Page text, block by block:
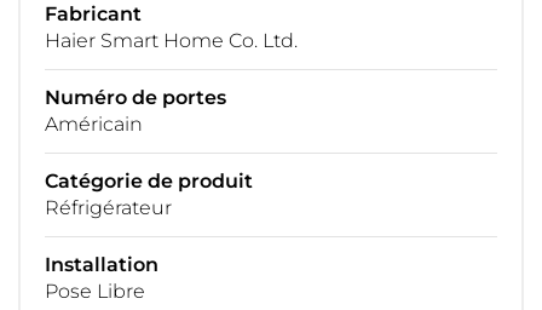
Fabricant
Haier Smart Home Co. Ltd.
Numéro de portes
Américain
Catégorie de produit
Réfrigérateur
Installation
Pose Libre